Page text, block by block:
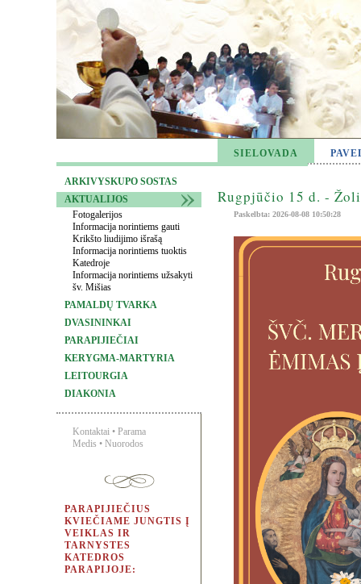
SIELOVADA
ARKIVYSKUPO SOSTAS
AKTUALIJOS
Fotogalerijos
Informacija norintiems gauti
Krikšto liudijimo išrašą
Informacija norintiems tuoktis
Katedroje
Informacija norintiems užsakyti
šv. Mišias
PAMALDŲ TVARKA
DVASININKAI
PARAPIJIEČIAI
KERYGMA-MARTYRIA
LEITOURGIA
DIAKONIA
Kontaktai • Parama
Medis • Nuorodos
PARAPIJIEČIUS
KVIEČIAME JUNGTIS Į
VEIKLAS IR
TARNYSTES
KATEDROS
PARAPIJOJE:
Rugpjūčio 15 d. -
Paskelbta: 2026-08-08 10:50:28